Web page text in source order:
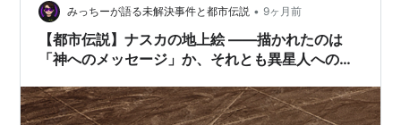
カの地上絵──“星を模した地上の天文カレンダー”説 研究
者の中には、 ナスカの線は「古代の天文観測施設」だっ
たという説を提…
みっちーが語る未解決事件と都市伝説 • 9ヶ月前
【都市伝説】ナスカの地上絵 ――描かれたのは
「神へのメッセージ」か、それとも異星人への通